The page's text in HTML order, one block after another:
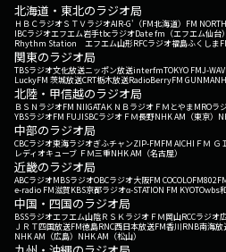
北海道・東北のラジオ局
ＨＢＣラジオＳＴＶラジオAIR-G'（FM北海道） FM
IBCラジオエフエム岩手tbcラジオDate fm（エフエム仙台）
Rhythm Station エフエム山形RFCラジオ福島ふくしま
関東のラジオ局
TBSラジオ文化放送ニッポン放送interfmTOKYO FMJ-
LuckyFM 茨城放送CRT栃木放送RadioBerryFM GUNMA
北陸・甲信越のラジオ局
ＢＳＮラジオFM NIIGATAＫＮＢラジオ ＦＭとやまMROラ
YBSラジオFM FUJISBCラジオ ＦＭ長野NHK AM（東京）
中部のラジオ局
CBCラジオ東海ラジオぎふチャンZIP-FMFM AICHI ＦＭ Ｇ
レディオキューブ ＦＭ三重NHK AM（名古屋）
近畿のラジオ局
ABCラジオMBSラジオOBCラジオ大阪FM COCOLOFM802
e-radio FM滋賀KBS京都ラジオα-STATION FM KYOTOwbs
中国・四国のラジオ局
BSSラジオエフエム山陰ＲＳＫラジオ ＦＭ岡山RCCラジオ
ＪＲＴ四国放送FM徳島RNC西日本放送FM香川RNB南海放
NHK AM（広島） NHK AM（松山）